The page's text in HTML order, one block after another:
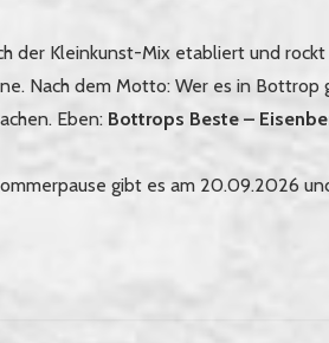
der Kleinkunst-Mix etabliert und
Nach dem Motto: Wer es in Bottrop
Eben: Bottrops Beste –
gibt es am 20.09.2026